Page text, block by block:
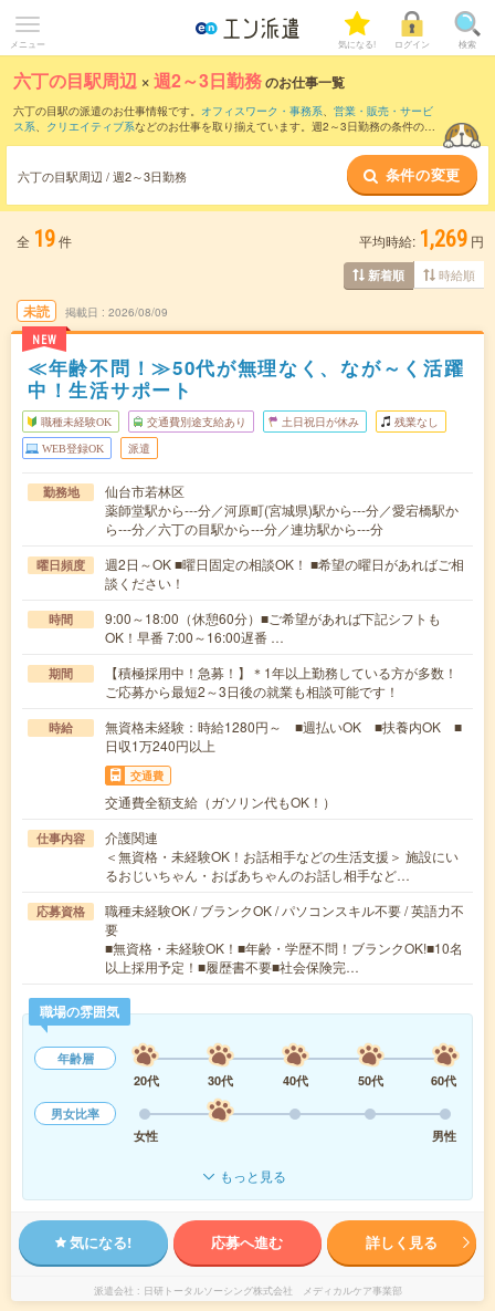
メニュー 気になる! ログイン 検索
六丁の目駅周辺 ×週2～3日勤務のお仕事一覧
六丁の目駅の派遣のお仕事情報です。 オフィスワーク・事務系、 営業・販売・サービ
ス系、 クリエイティブ系などのお仕事を取り揃えています。週2～3日勤務の条件の他
六丁の目駅周辺 / 週2～3日勤務 条件の変更
全 19件 平均時給: 1,269 円
新着順 時給順
未読
NEW
掲載日 2026/08/09
≪年齢不問！≫50代が無理なく、なが～く活躍
中！生活サポート
職種未経験OK 交通費別途支給あり 土日祝日が休み 残業なし
WEB登録OK 派遣
勤務地
仙台市若林区
薬師堂駅から---分／河原町(宮城県)駅から---分／愛宕橋駅か
ら---分／六丁の目駅から---分／連坊駅から---分
曜日頻度
週2日～OK ■曜日固定の相談OK！ ■希望の曜日があればご相
談ください！
時間
9:00～18:00（休憩60分）■ご希望があれば下記シフトも
OK！早番 7:00～16:00遅番 …
期間
【積極採用中！急募！】＊1年以上勤務している方が多数！
ご応募から最短2～3日後の就業も相談可能です！
時給
無資格未経験：時給1280円～ ■週払いOK ■扶養内OK ■
日収1万240円以上
交通費
交通費全額支給（ガソリン代もOK！）
仕事内容
介護関連
＜無資格・未経験OK！お話相手などの生活支援＞ 施設にい
るおじいちゃん・おばあちゃんのお話し相手など…
応募資格
職種未経験OK / ブランクOK / パソコンスキル不要 / 英語力不
要
■無資格・未経験OK！■年齢・学歴不問！ブランクOK!■10名
以上採用予定！■履歴書不要■社会保険完…
職場の雰囲気
年齢層
20代
30代 40代 50代
60代
男女比率
女性
男性
もっと見る
気になる! 応募へ進む 詳しく見る
派遣会社 日研トータルソーシング株式会社 メディカルケア事業部